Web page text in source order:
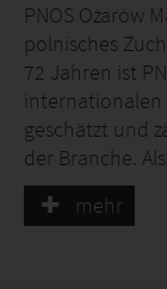
PNOS Ożarów
polnisches
72 Jahren ist
geschätzt und
der Branche.
bieten wir
jahrelanger
mehr